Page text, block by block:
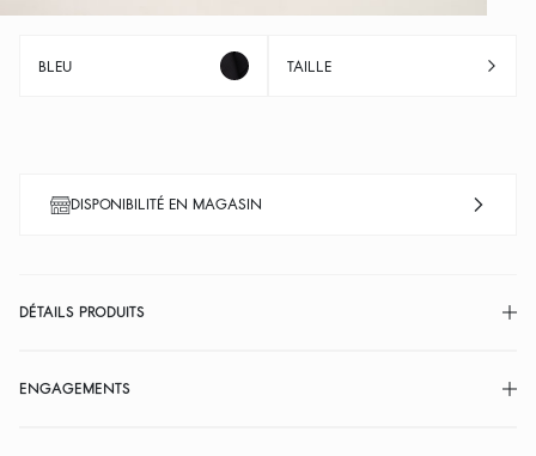
BLEU TAILLE
DISPONIBILITÉ EN MAGASIN
DÉTAILS PRODUITS
ENGAGEMENTS